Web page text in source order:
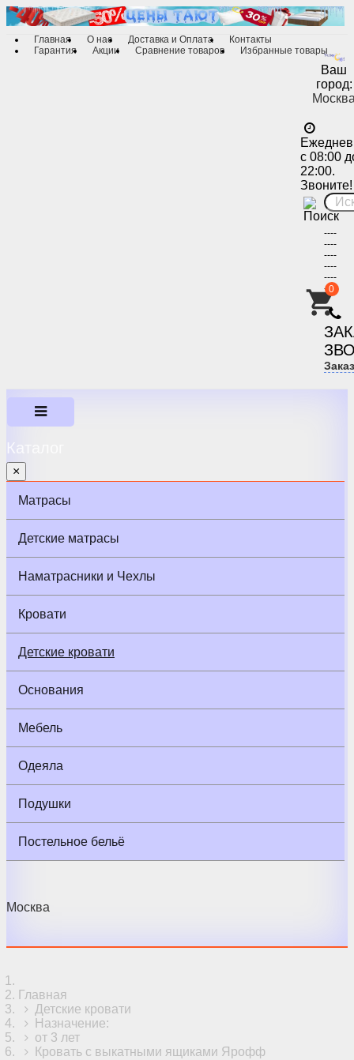
Главная О нас Доставка и Оплата
Контакты
Гарантия
Акции Сравнение товаров Избранные товары
Ваш
город:
с 08:00
22:00.
Звоните!
----
----
----
----
----
----
0
Каталог
×
Матрасы
Детские матрасы
Наматрасники и Чехлы
Кровати
Детские кровати
Основания
Мебель
Одеяла
Подушки
Постельное бельё
Москва
Главная
Детские кровати
Назначение:
от 3 лет
Кровать с выкатными ящиками Ярофф